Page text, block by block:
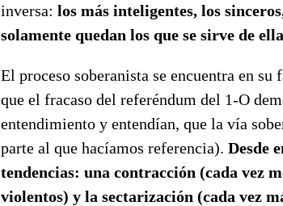
inversa: los más inteligentes, los
solamente quedan los que se sirve de
El proceso soberanista se encuentra en
que el fracaso del referéndum del 1-O
entendimiento y entendían, que la vía
parte al que hacíamos referencia). Desde
tendencias: una contracción (cada vez
violentos) y la sectarización (cada vez